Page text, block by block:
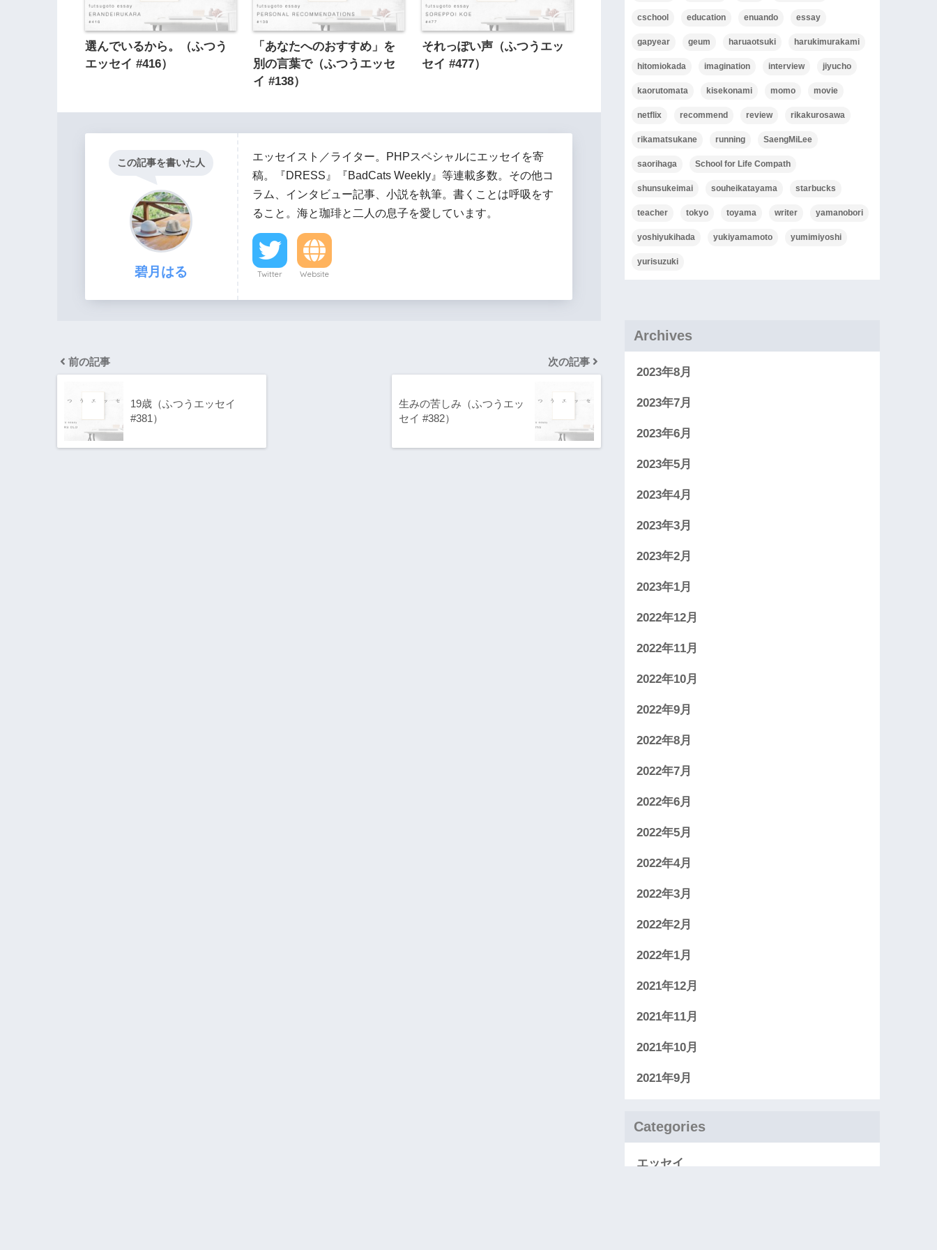
選んでいるから。（ふつう
エッセイ #416）
「あなたへのおすすめ」を
別の言葉で（ふつうエッセ
イ #138）
それっぽい声（ふつうエッ
セイ #477）
この記事を書いた人
碧月はる
エッセイスト／ライター。PHPスペシャルにエッセイを寄
稿。『DRESS』『BadCats Weekly』等連載多数。その他コ
ラム、インタビュー記事、小説を執筆。書くことは呼吸をす
ること。海と珈琲と二人の息子を愛しています。
Twitter Website
前の記事
19歳（ふつうエッセイ
#381）
次の記事
生みの苦しみ（ふつうエッ
セイ #382）
cschool education enuando essay
gapyear geum haruaotsuki harukimurakami
hitomiokada imagination interview jiyucho
kaorutomata kisekonami momo movie
netflix recommend review rikakurosawa
rikamatsukane running SaengMiLee
saorihaga School for Life Compath
shunsukeimai souheikatayama starbucks
teacher tokyo toyama writer yamanobori
yoshiyukihada yukiyamamoto yumimiyoshi
yurisuzuki
Archives
2023年8月
2023年7月
2023年6月
2023年5月
2023年4月
2023年3月
2023年2月
2023年1月
2022年12月
2022年11月
2022年10月
2022年9月
2022年8月
2022年7月
2022年6月
2022年5月
2022年4月
2022年3月
2022年2月
2022年1月
2021年12月
2021年11月
2021年10月
2021年9月
Categories
エッセイ